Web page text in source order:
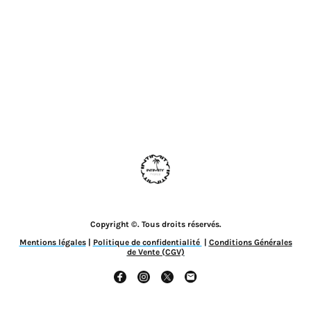
Copyright ©. Tous droits réservés.
Mentions légales| Politique de confidentialité | Conditions Générales
de Vente (CGV)